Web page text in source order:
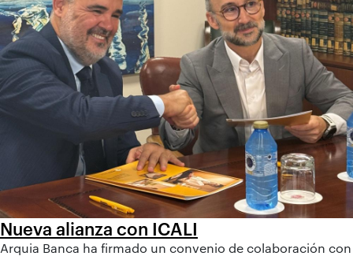
Nueva alianza con ICALI
Arquia Banca ha firmado un convenio de colaboración con